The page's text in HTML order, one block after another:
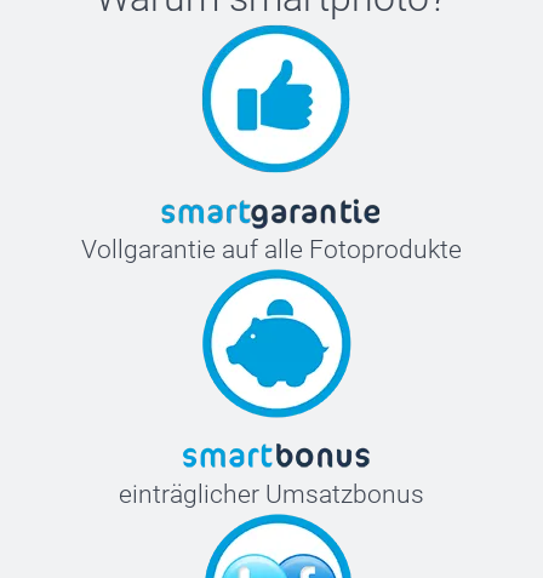
Vollgarantie auf alle Fotoprodukte
einträglicher Umsatzbonus